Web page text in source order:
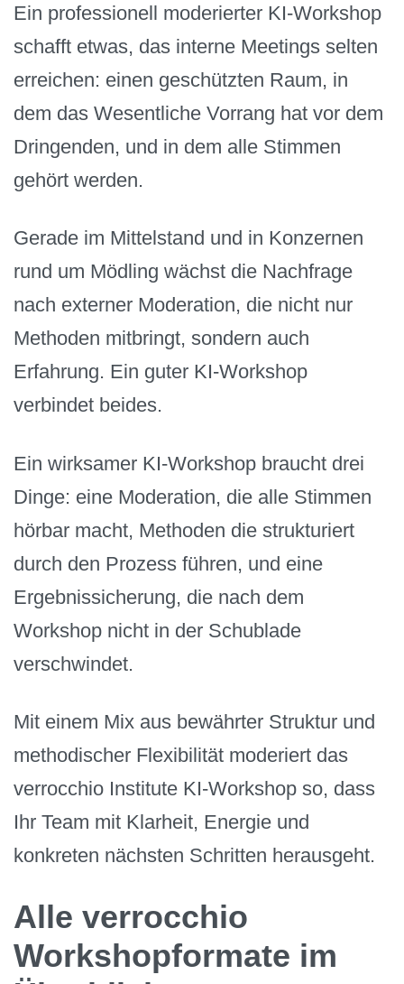
Ein professionell moderierter KI-Workshop
schafft etwas, das interne Meetings selten
erreichen: einen geschützten Raum, in
dem das Wesentliche Vorrang hat vor dem
Dringenden, und in dem alle Stimmen
gehört werden.
Gerade im Mittelstand und in Konzernen
rund um Mödling wächst die Nachfrage
nach externer Moderation, die nicht nur
Methoden mitbringt, sondern auch
Erfahrung. Ein guter KI-Workshop
verbindet beides.
Ein wirksamer KI-Workshop braucht drei
Dinge: eine Moderation, die alle Stimmen
hörbar macht, Methoden die strukturiert
durch den Prozess führen, und eine
Ergebnissicherung, die nach dem
Workshop nicht in der Schublade
verschwindet.
Mit einem Mix aus bewährter Struktur und
methodischer Flexibilität moderiert das
verrocchio Institute KI-Workshop so, dass
Ihr Team mit Klarheit, Energie und
konkreten nächsten Schritten herausgeht.
Alle verrocchio
Workshopformate im